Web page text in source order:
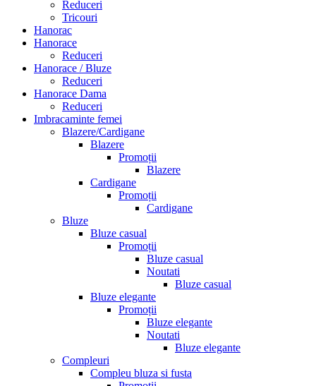
Reduceri
Tricouri
Hanorac
Hanorace
Reduceri
Hanorace / Bluze
Reduceri
Hanorace Dama
Reduceri
Imbracaminte femei
Blazere/Cardigane
Blazere
Promoții
Blazere
Cardigane
Promoții
Cardigane
Bluze
Bluze casual
Promoții
Bluze casual
Noutati
Bluze casual
Bluze elegante
Promoții
Bluze elegante
Noutati
Bluze elegante
Compleuri
Compleu bluza si fusta